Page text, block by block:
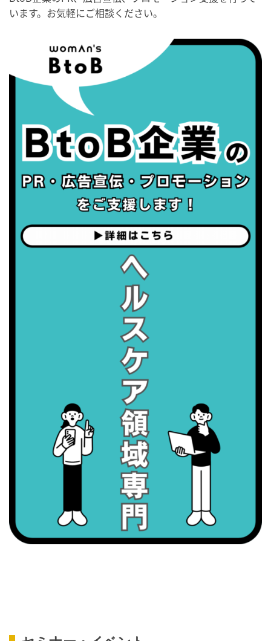
・世界アルツハイマー月間
・健康増進普及月間
・職場の健康診断実施強化月間
・世界性の健康デー
2026/09/05(土)
・世界アルツハイマー月間
・健康増進普及月間
・歯ヂカラ探究月間
・職場の健康診断実施強化月間
・がん征圧月間
・世界アルツハイマー月間
・職場の健康診断実施強化月間
・職場の健康診断実施強化月間
2026/09/08(火)
・がん征圧月間
・世界アルツハイマー月間
・職場の健康診断実施強化月間
・スッキリ美腸の日
います。お気軽にご相談ください。